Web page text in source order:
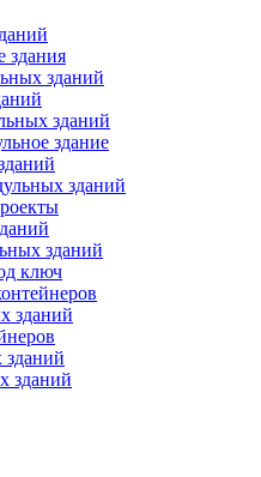
здания
зданий
зданий
здание
зданий
зданий
ключ
зданий
зданий
зданий